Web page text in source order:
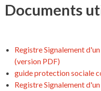
Documents
Registre Signalement
(version PDF)
guide protection sociale
Registre Signalement